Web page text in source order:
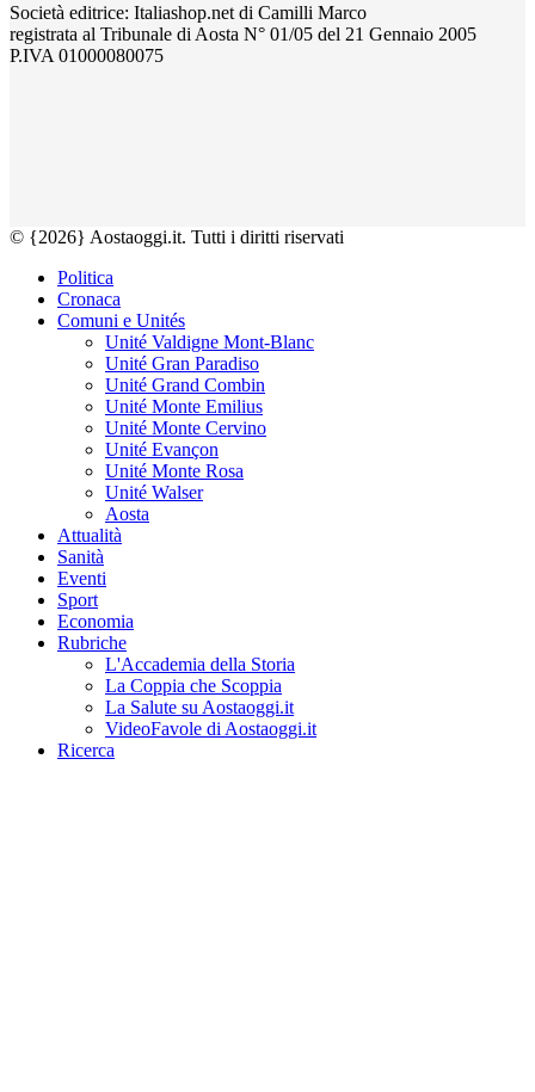
Società editrice: Italiashop.net di Camilli Marco
registrata al Tribunale di Aosta N° 01/05 del 21 Gennaio 2005
P.IVA 01000080075
© {2026} Aostaoggi.it. Tutti i diritti riservati
Politica
Cronaca
Comuni e Unités
Unité Valdigne Mont-Blanc
Unité Gran Paradiso
Unité Grand Combin
Unité Monte Emilius
Unité Monte Cervino
Unité Evançon
Unité Monte Rosa
Unité Walser
Aosta
Attualità
Sanità
Eventi
Sport
Economia
Rubriche
L'Accademia della Storia
La Coppia che Scoppia
La Salute su Aostaoggi.it
VideoFavole di Aostaoggi.it
Ricerca